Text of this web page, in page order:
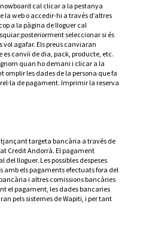
cal clicar a la pestanya
la web o accedir-hi a través d’altres
a la pàgina de lloguer cal
seleccionar si és
vol agafar. Els preus canviaran
canviï de dia, pack, producte, etc.
quan ho demani i clicar a la
les dades de la persona que fa
de pagament. Imprimir la reserva
targeta bancària a través de
Credit Andorrà. El pagament
del lloguer. Les possibles despeses
amb els pagaments efectuats fora del
i altres comissions bancàries
el pagament, les dades bancaries
pels sistemes de Wapiti, i per tant